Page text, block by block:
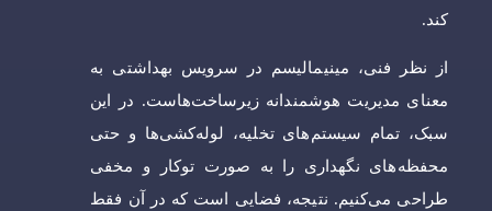
کند.
از نظر فنی، مینیمالیسم در سرویس بهداشتی به
معنای مدیریت هوشمندانه زیرساخت‌هاست. در این
سبک، تمام سیستم‌های تخلیه، لوله‌کشی‌ها و حتی
محفظه‌های نگهداری را به صورت توکار و مخفی
طراحی می‌کنیم. نتیجه، فضایی است که در آن فقط